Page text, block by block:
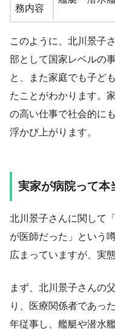
務内容
このように、北川景子
部として国家レベルの
と、また家庭でも子ど
たことがわかります。
の高い仕事で社会的に
浮かび上がります。
実家が病院って本
北川景子さんに関して
が医師だった」という
広まっていますが、実
まず、北川景子さんの
り、医療関係者であっ
年従事し、艦艇や潜水